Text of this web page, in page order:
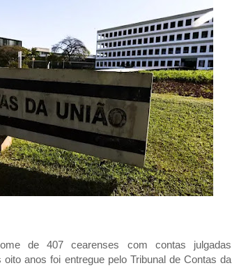
de 407 cearenses com contas julgadas
oito anos foi entregue pelo Tribunal de Contas da